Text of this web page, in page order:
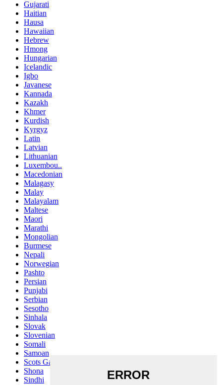
Gujarati
Haitian
Hausa
Hawaiian
Hebrew
Hmong
Hungarian
Icelandic
Igbo
Javanese
Kannada
Kazakh
Khmer
Kurdish
Kyrgyz
Latin
Latvian
Lithuanian
Luxembou..
Macedonian
Malagasy
Malay
Malayalam
Maltese
Maori
Marathi
Mongolian
Burmese
Nepali
Norwegian
Pashto
Persian
Punjabi
Serbian
Sesotho
Sinhala
Slovak
Slovenian
Somali
Samoan
Scots Gaelic
Shona
Sindhi